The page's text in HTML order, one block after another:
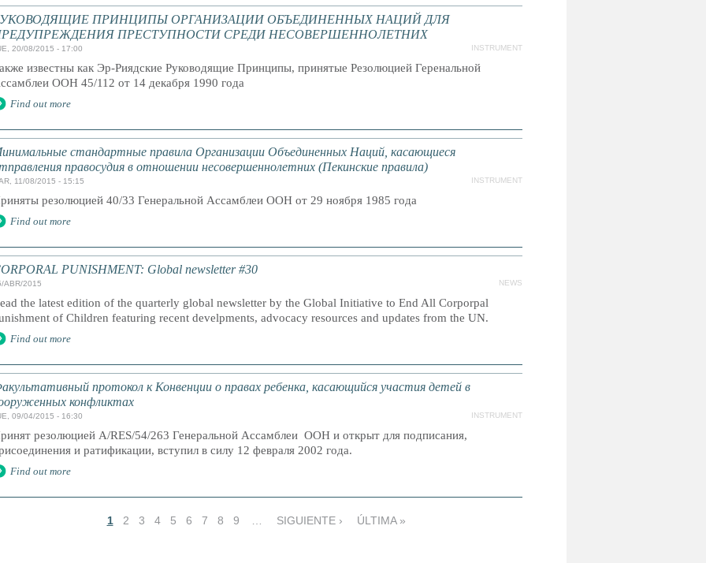
ПРИНЦИПЫ ОРГАНИЗАЦИИ ОБЪЕДИНЕННЫХ НАЦИЙ ДЛЯ
ПРЕСТУПНОСТИ СРЕДИ НЕСОВЕРШЕННОЛЕТНИХ
20/08/2015 - 17:00 INSTRUMENT
известны как Эр-Риядские Руководящие Принципы, принятые Резолюцией Геренальной
ООН 45/112 от 14 декабря 1990 года
Find out more
стандартные правила Организации Объединенных Наций, касающиеся
правосудия в отношении несовершеннолетних (Пекинские правила)
11/08/2015 - 15:15 INSTRUMENT
резолюцией 40/33 Генеральной Ассамблеи ООН от 29 ноября 1985 года
Find out more
PUNISHMENT: Global newsletter #30
ABR/2015 NEWS
the latest edition of the quarterly global newsletter by the Global Initiative to End All Corporpal
of Children featuring recent develpments, advocacy resources and updates from the UN.
Find out more
протокол к Конвенции о правах ребенка, касающийся участия детей в
конфликтах
09/04/2015 - 16:30 INSTRUMENT
резолюцией A/RES/54/263 Генеральной Ассамблеи ООН и открыт для подписания,
и ратификации, вступил в силу 12 февраля 2002 года.
Find out more
1 2 3 4 5 6 7 8 9 SIGUIENTE › ÚLTIMA »